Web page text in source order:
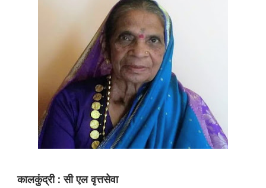
कालकुंद्री : सी एल वृत्तसेवा